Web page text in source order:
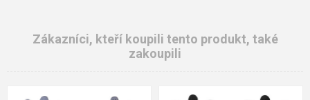
Zákazníci, kteří koupili tento produkt, také
zakoupili